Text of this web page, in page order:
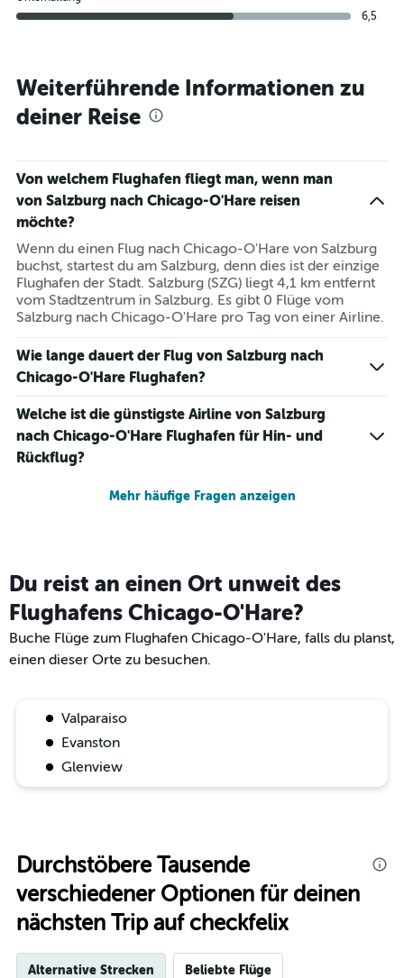
6,5
Weiterführende Informationen zu
deiner Reise
Von welchem Flughafen fliegt man, wenn man
von Salzburg nach Chicago-O'Hare reisen
möchte?
Wenn du einen Flug nach Chicago-O'Hare von Salzburg
buchst, startest du am Salzburg, denn dies ist der einzige
Flughafen der Stadt. Salzburg (SZG) liegt 4,1 km entfernt
vom Stadtzentrum in Salzburg. Es gibt 0 Flüge vom
Salzburg nach Chicago-O'Hare pro Tag von einer Airline.
Wie lange dauert der Flug von Salzburg nach
Chicago-O'Hare Flughafen?
Welche ist die günstigste Airline von Salzburg
nach Chicago-O'Hare Flughafen für Hin- und
Rückflug?
Mehr häufige Fragen anzeigen
Du reist an einen Ort unweit des
Flughafens Chicago-O'Hare?
Buche Flüge zum Flughafen Chicago-O'Hare, falls du planst,
einen dieser Orte zu besuchen.
Valparaiso
Evanston
Glenview
Durchstöbere Tausende
verschiedener Optionen für deinen
nächsten Trip auf checkfelix
Alternative Strecken Beliebte Flüge